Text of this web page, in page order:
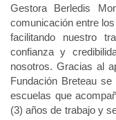
Gestora Berledis
comunicación entre
facilitando nuestro
confianza y
nosotros. Gracias al
Fundación Breteau
escuelas que
(3) años de trabajo y